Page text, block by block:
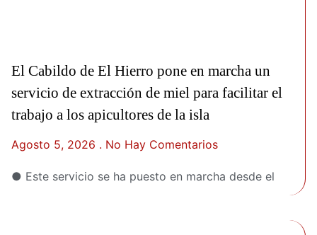
El Cabildo de El Hierro pone en marcha un
servicio de extracción de miel para facilitar el
trabajo a los apicultores de la isla
Agosto 5, 2026 No Hay Comentarios
● Este servicio se ha puesto en marcha desde el